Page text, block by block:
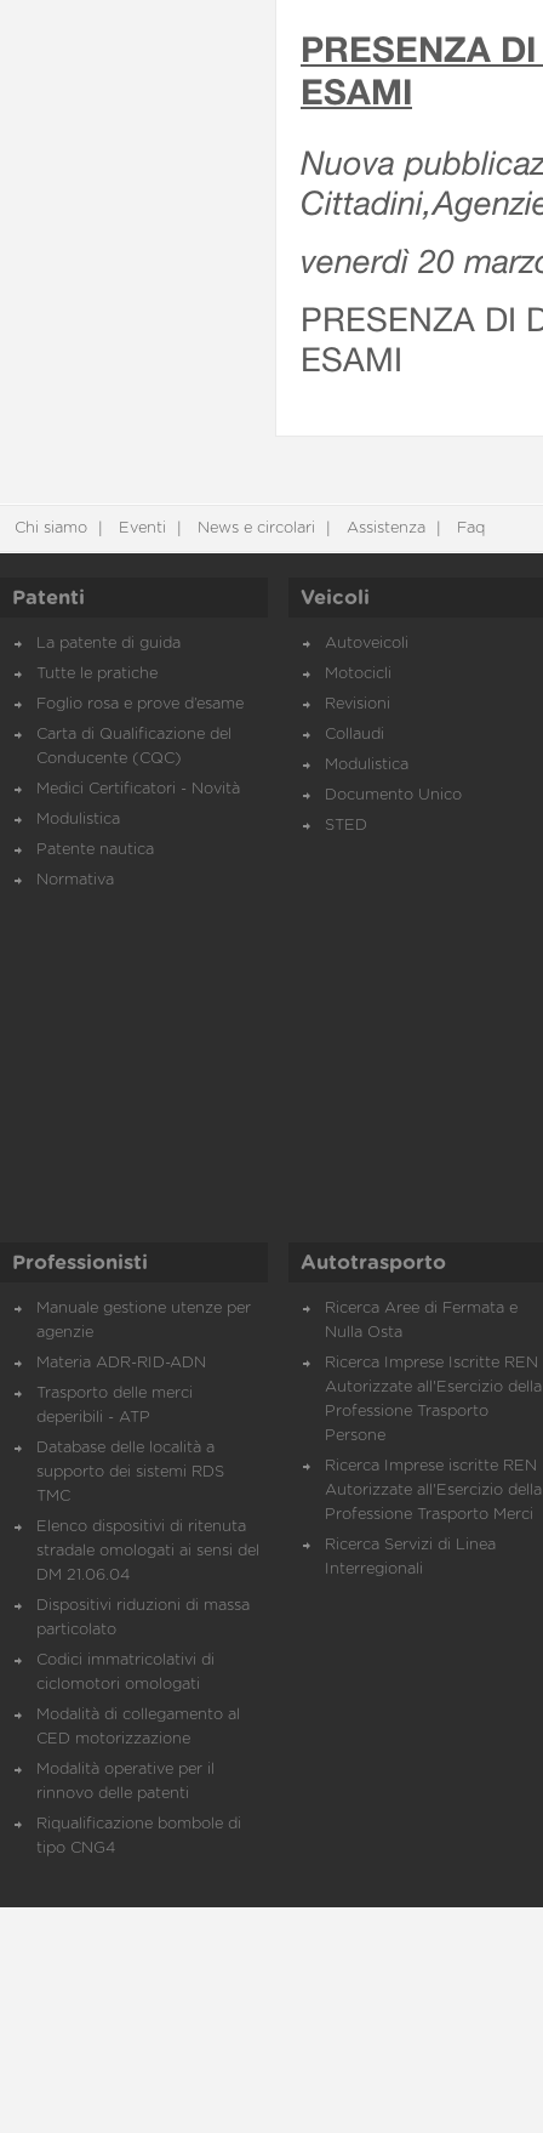
PRESENZA
ESAMI
Nuova
venerdì 20
PRESENZA DI
ESAMI
Chi siamo Eventi News e circolari Assistenza Faq
Patenti
La patente di guida
Tutte le pratiche
Foglio rosa e prove d’esame
Carta di Qualificazione del
Conducente (CQC)
Medici Certificatori - Novità
Modulistica
Patente nautica
Normativa
Veicoli
Autoveicoli
Motocicli
Revisioni
Collaudi
Modulistica
Documento Unico
STED
Professionisti
Manuale gestione utenze per
agenzie
Materia ADR-RID-ADN
Trasporto delle merci
deperibili - ATP
Database delle località a
supporto dei sistemi RDS
TMC
Elenco dispositivi di ritenuta
stradale omologati ai sensi del
DM 21.06.04
Dispositivi riduzioni di massa
particolato
Codici immatricolativi di
ciclomotori omologati
Modalità di collegamento al
CED motorizzazione
Modalità operative per il
rinnovo delle patenti
Riqualificazione bombole di
tipo CNG4
Autotrasporto
Ricerca Aree di Fermata e
Nulla Osta
Ricerca Imprese Iscritte REN
Autorizzate all'Esercizio della
Professione Trasporto
Persone
Ricerca Imprese iscritte REN
Autorizzate all'Esercizio della
Professione Trasporto Merci
Ricerca Servizi di Linea
Interregionali